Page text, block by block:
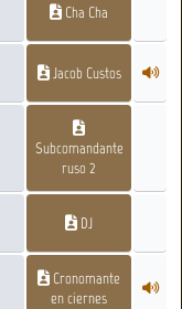
Cha Cha
Jacob Custos
Subcomandante
ruso 2
DJ
Cronomante
en ciernes